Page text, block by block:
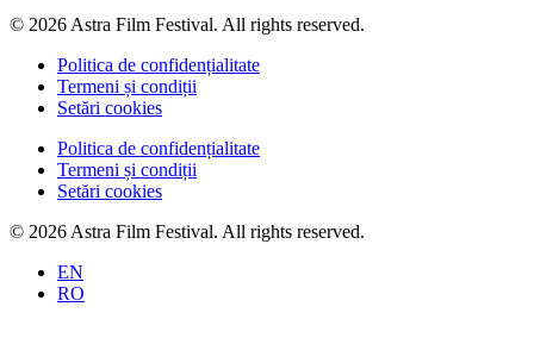
© 2026 Astra Film Festival. All rights reserved.
Politica de confidențialitate
Termeni și condiții
Setări cookies
Politica de confidențialitate
Termeni și condiții
Setări cookies
© 2026 Astra Film Festival. All rights reserved.
EN
RO